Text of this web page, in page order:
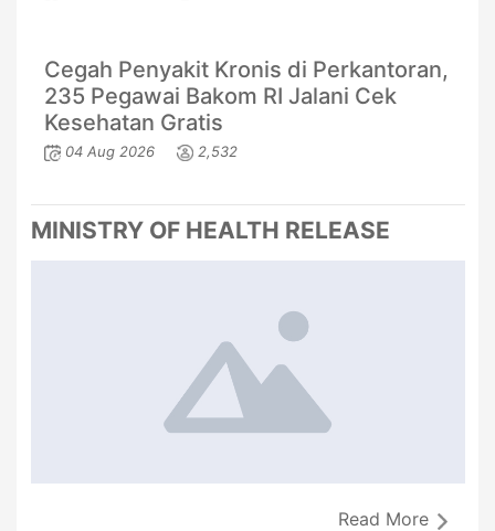
Cegah Penyakit Kronis di Perkantoran,
235 Pegawai Bakom RI Jalani Cek
Kesehatan Gratis
04 Aug 2026 2,532
MINISTRY OF HEALTH RELEASE
Read More